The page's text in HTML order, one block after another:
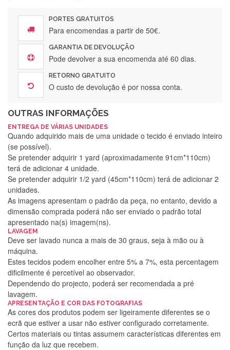
PORTES GRATUITOS
Para encomendas a partir de 50€.
GARANTIA DE DEVOLUÇÃO
Pode devolver a sua encomenda até 60 dias.
RETORNO GRATUITO
O custo de devolução é por nossa conta.
OUTRAS INFORMAÇÕES
ENTREGA DE VÁRIAS UNIDADES
Quando adquirido mais de uma unidade o tecido é enviado inteiro
(se possível).
Se pretender adquirir 1 yard (aproximadamente 91cm*110cm)
terá de adicionar 4 unidade.
Se pretender adquirir 1/2 yard (45cm*110cm) terá de adicionar 2
unidades.
As imagens apresentam o padrão da peça, no entanto, devido a
dimensão comprada poderá não ser enviado o padrão total
apresentado na(s) imagem(ns).
LAVAGEM
Deve ser lavado nunca a mais de 30 graus, seja à mão ou à
máquina.
Estes tecidos podem encolher entre 5% a 7%, esta percentagem
dificilmente é percetível ao observador.
Dependendo do projecto, poderá ser recomendada a pré
lavagem.
APRESENTAÇÃO E COR DAS FOTOGRAFIAS
As cores dos produtos podem ser ligeiramente diferentes se o
ecrã que estiver a usar não estiver configurado corretamente.
Certos materiais ou tintas assumem características diferentes em
função da luz que recebem.
Silvia Lopes
Encomenda direitinha. Rapidez e segurança. Volto a
encomendar.